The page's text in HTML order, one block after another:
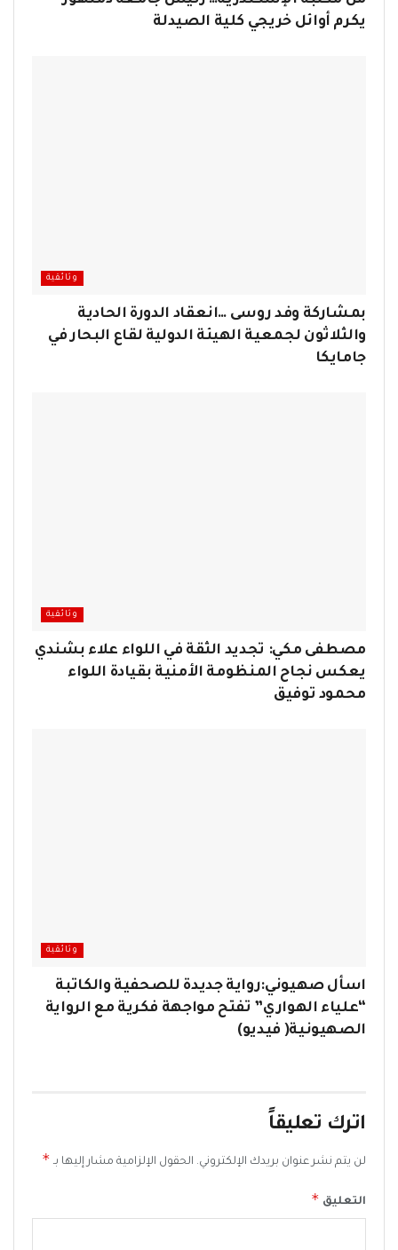
يكرم أوائل خريجي كلية الصيدلة
وثائقية
​بمشاركة وفد روسى …انعقاد الدورة الحادية
والثلاثون لجمعية الهيئة الدولية لقاع البحار في
جامايكا
وثائقية
مصطفى مكي: تجديد الثقة في اللواء علاء بشندي
يعكس نجاح المنظومة الأمنية بقيادة اللواء
محمود توفيق
وثائقية
اسأل صهيوني:رواية جديدة للصحفية والكاتبة
“علياء الهواري” تفتح مواجهة فكرية مع الرواية
الصهيونية( فيديو)
اترك تعليقاً
لن يتم نشر عنوان بريدك الإلكتروني. الحقول الإلزامية مشار إليها بـ *
التعليق *